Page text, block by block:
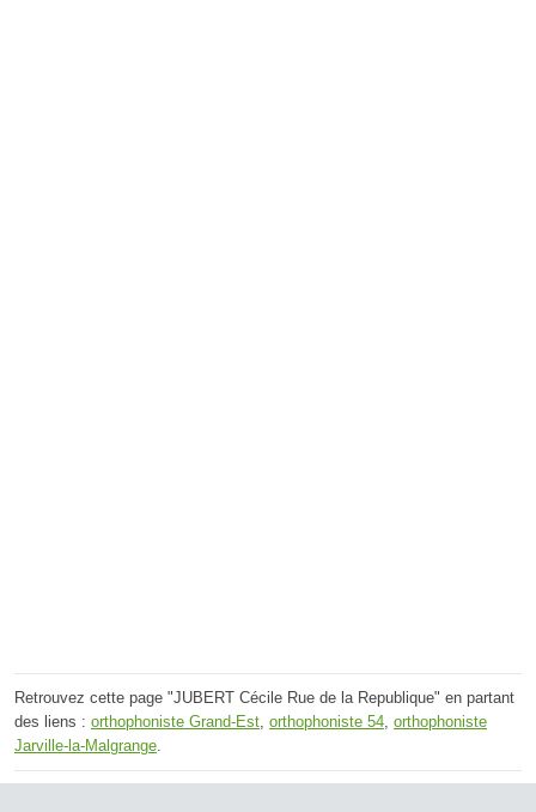
Retrouvez cette page "JUBERT Cécile Rue de la Republique" en partant
des liens : orthophoniste Grand-Est, orthophoniste 54, orthophoniste
Jarville-la-Malgrange.